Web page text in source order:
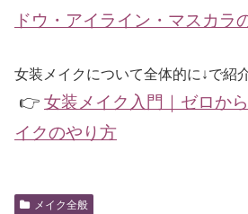
ドウ・アイライン・マスカラ
女装メイクについて全体的に↓で紹
👉 女装メイク入門｜ゼロか
イクのやり方
メイク全般